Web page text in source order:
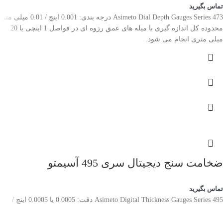
تماس بگیرید
Asimeto Dial Depth Gauges Series 473 درجه بندی: 0.001 اینچ / 0.01 میلی متر
محدوده کل اندازه گیری با میله های عمق رزوه ای در فواصل 1 اینچی یا 20
میلی متری انجام می شود.
ضخامت سنج دیجیتال سری 495 آسیمتو
تماس بگیرید
Asimeto Digital Thickness Gauges Series 495 دقت: 0.0005 یا 0.0005 اینچ /